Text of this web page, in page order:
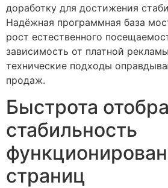
доработку для достижения
Надёжная программная база
рост естественного
зависимость от платной
технические подходы
продаж.
Быстрота
стабильность
страниц